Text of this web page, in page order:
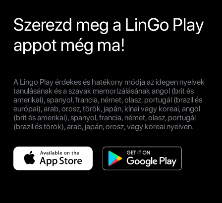
Szerezd meg a LinGo Play
appot még ma!
A Lingo Play érdekes és hatékony módja az idegen nyelvek
tanulásának és a szavak memorizálásának angol (brit és
amerikai), spanyol, francia, német, olasz, portugál (brazil és
európai), arab, orosz, török, japán, kínai vagy koreai, angol
(brit és amerikai), spanyol, francia, német, olasz, portugál
(brazil és török), arab, japán, orosz, vagy koreai nyelven.